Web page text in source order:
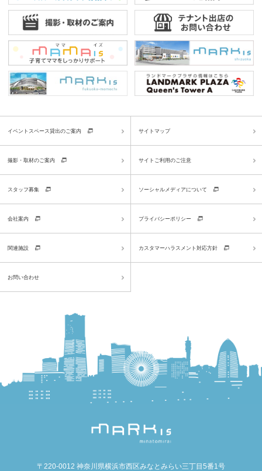
イベントスペース貸出のご案内
撮影・取材のご案内
スタッフ募集
会社案内
関連施設
お問い合わせ
サイトマップ
サイトご利用のご注意
ソーシャルメディアについて
プライバシーポリシー
カスタマーハラスメント対応方針
〒220-0012 神奈川県横浜市西区みなとみらい三丁目5番1号